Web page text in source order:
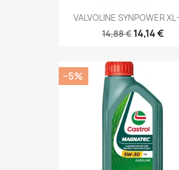
VALVOLINE SYNPOWER
14,88 € 14,14 €
−5%